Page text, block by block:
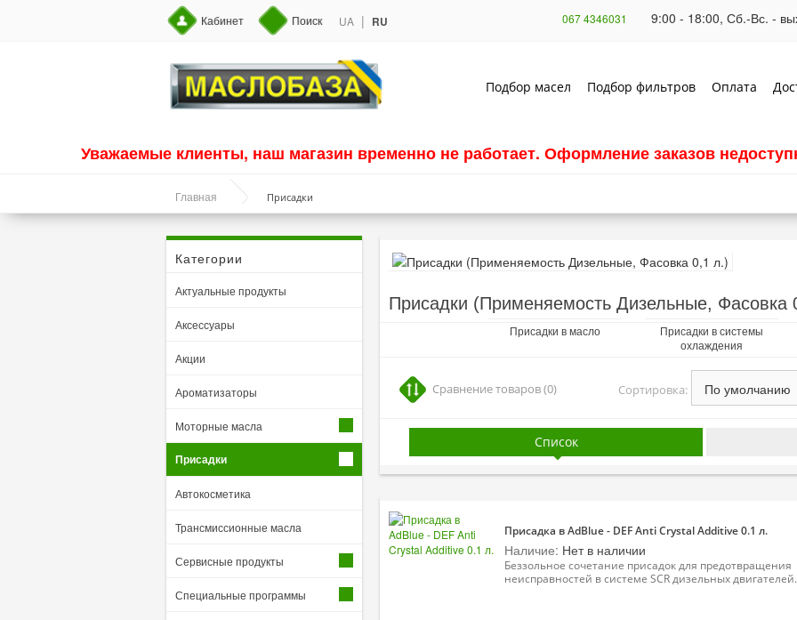
Кабинет Поиск UA | RU 067 4346031 9:00 - 18:00, Сб.-Вс. -
Подбор масел Подбор фильтров Оплата
Уважаемые клиенты, наш магазин временно не работает. Оформление заказов
Главная Присадки
Категории
Актуальные продукты
Аксессуары
Акции
Ароматизаторы
Моторные масла
Присадки
Автокосметика
Трансмиссионные масла
Сервисные продукты
Специальные программы
Присадки (Применяемость Дизельные, Фасовка
Присадки в масло
Присадки в системы
охлаждения
Сравнение товаров (0) Сортировка:
Список
Присадка в AdBlue - DEF Anti Crystal Additive 0.1 л.
Наличие: Нет в наличии
Беззольное сочетание присадок для предотвращения
неисправностей в системе SCR дизельных